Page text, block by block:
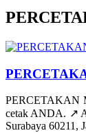
PERCETAKAN
cetak ANDA. ↗️
Surabaya